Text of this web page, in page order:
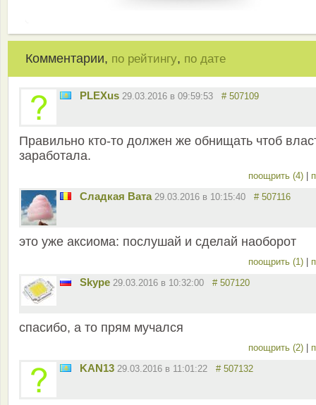
Комментарии, по рейтингу, по дате
PLEXus 29.03.2016 в 09:59:53 # 507109
Правильно кто-то должен же обнищать чтоб
заработала.
поощрить (4)
Сладкая Вата 29.03.2016 в 10:15:40 # 507116
это уже аксиома: послушай и сделай наоборот
поощрить (1)
Skype 29.03.2016 в 10:32:00 # 507120
спасибо, а то прям мучался
поощрить (2)
KAN13 29.03.2016 в 11:01:22 # 507132